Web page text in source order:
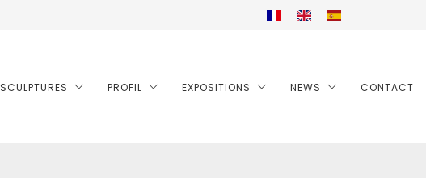
SCULPTURES PROFIL EXPOSITIONS NEWS CONTACT